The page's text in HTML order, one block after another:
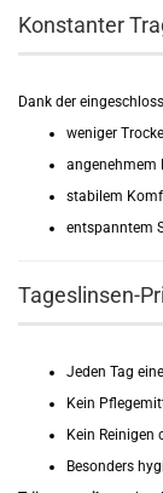
Konstanter
Dank der
weniger
angenehmem
stabilem
entspanntem
Tageslinsen-
Jeden Tag eine
Kein
Kein Reinigen
Besonders